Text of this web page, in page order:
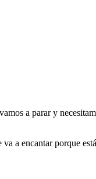
a parar y
va a encantar porque